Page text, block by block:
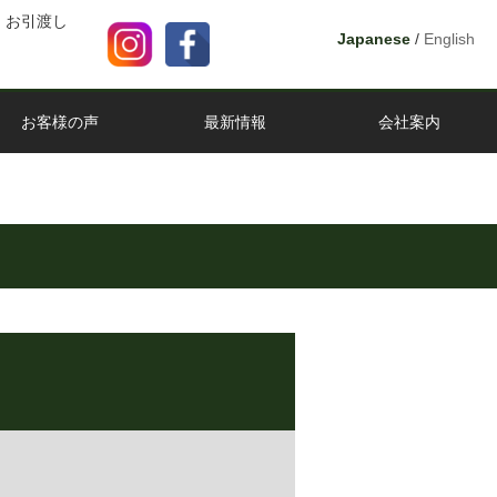
Japanese / English
引渡し
お客様の声 最新情報 会社案内